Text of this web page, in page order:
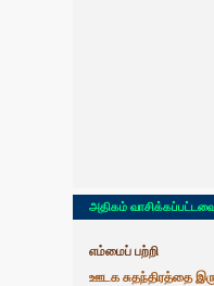
அதிகம்
எம்மைப் பற்றி
ஊடக சுதந்திரத்தை